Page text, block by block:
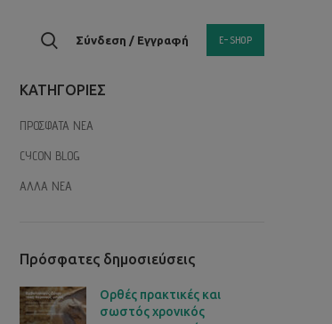
Σύνδεση / Εγγραφή E-SHOP
KΑΤΗΓΟΡΙΕΣ
ΠΡΟΣΦΑΤΑ ΝΕΑ
CYCON BLOG
ΑΛΛΑ ΝΕΑ
Πρόσφατες δημοσιεύσεις
Ορθές πρακτικές και
σωστός χρονικός